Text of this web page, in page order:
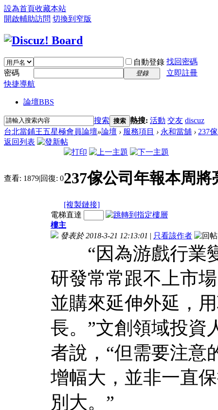
設為首頁收藏本站
開啟輔助訪問 切換到窄版
自動登錄 找回密碼
密碼
登錄
立即註冊
快捷導航
論壇BBS
搜索 搜索 熱搜: 活動 交友 discuz
台北當鋪王五星極會員論壇»論壇 › 服務項目 › 永和當舖 › 237
返回列表
查看: 1879|回復: 0237傢公司年報本周將
[複製鏈接]
電梯直達
樓主
發表於 2018-3-21 12:13:01 | 只看該作者
“因為游戲行業變
研發常常跟不上市
並購來延伸外延，
長。”文創領域投資
者說，“但需要注意
增幅大，並非一直
別大。”